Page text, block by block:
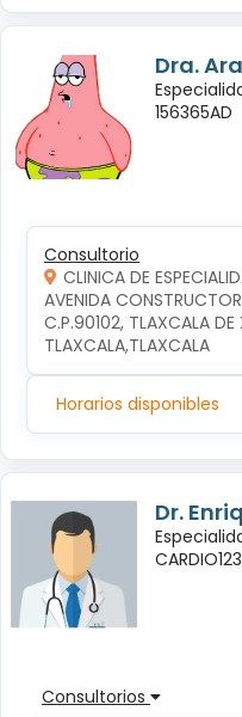
Dra.
156365AD
Consultorio
CLINICA DE
AVENIDA
C.P.90102, TLAXCALA
TLAXCALA,TLAXCALA
Horarios disponibles
Dr.
Consultorios